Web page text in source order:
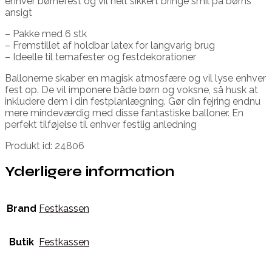
ansigt
– Pakke med 6 stk
– Fremstillet af holdbar latex for langvarig brug
– Ideelle til temafester og festdekorationer
Ballonerne skaber en magisk atmosfære og vil lyse enhver
fest op. De vil imponere både børn og voksne, så husk at
inkludere dem i din festplanlægning. Gør din fejring endnu
mere mindeværdig med disse fantastiske balloner. En
perfekt tilføjelse til enhver festlig anledning
Produkt id: 24806
Yderligere information
Brand Festkassen
Butik Festkassen